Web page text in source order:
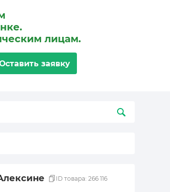
лицам.
заявку
ID товара: 266 116